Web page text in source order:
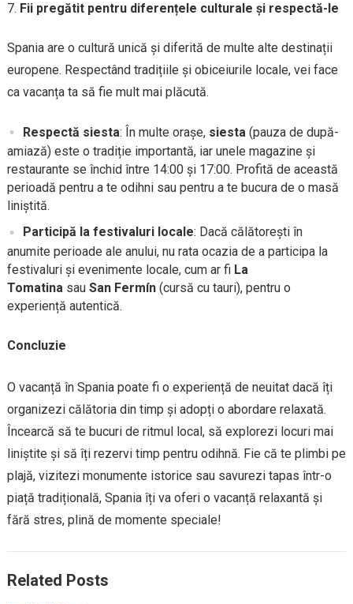
Fii pregătit pentru diferențele culturale și respectă-le
Spania are o cultură unică și diferită de multe alte destinații
europene. Respectând tradițiile și obiceiurile locale, vei face
ca vacanța ta să fie mult mai plăcută.
Respectă siesta: În multe orașe, siesta(pauza de după-
amiază) este o tradiție importantă, iar unele magazine și
restaurante se închid între 14:00 și 17:00. Profită de această
perioadă pentru a te odihni sau pentru a te bucura de o masă
liniștită.
Participă la festivaluri locale: Dacă călătorești în
anumite perioade ale anului, nu rata ocazia de a participa la
festivaluri și evenimente locale, cum ar fi La
Tomatina sau San Fermín(cursă cu tauri), pentru o
experiență autentică.
Concluzie
O vacanță în Spania poate fi o experiență de neuitat dacă îți
organizezi călătoria din timp și adopți o abordare relaxată.
Încearcă să te bucuri de ritmul local, să explorezi locuri mai
liniștite și să îți rezervi timp pentru odihnă. Fie că te plimbi pe
plajă, vizitezi monumente istorice sau savurezi tapas într-o
piață tradițională, Spania îți va oferi o vacanță relaxantă și
fără stres, plină de momente speciale!
Related Posts